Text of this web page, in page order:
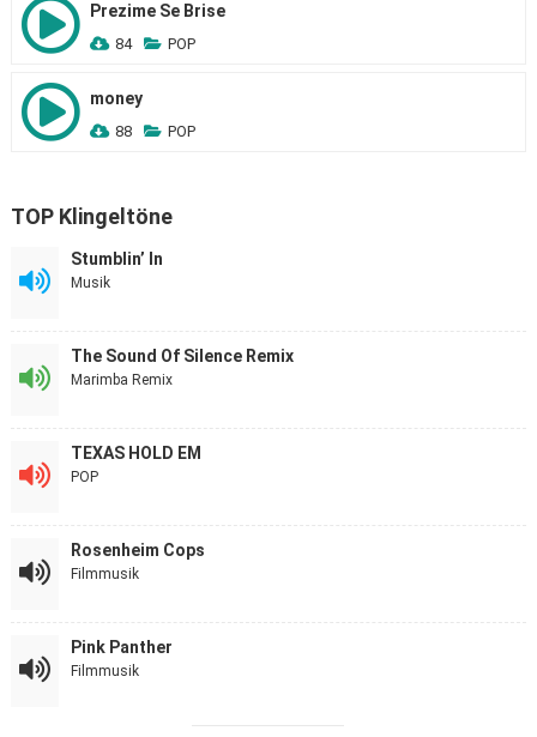
Prezime Se Brise
84 POP
money
88 POP
TOP Klingeltöne
Stumblin’ In
Musik
The Sound Of Silence Remix
Marimba Remix
TEXAS HOLD EM
POP
Rosenheim Cops
Filmmusik
Pink Panther
Filmmusik